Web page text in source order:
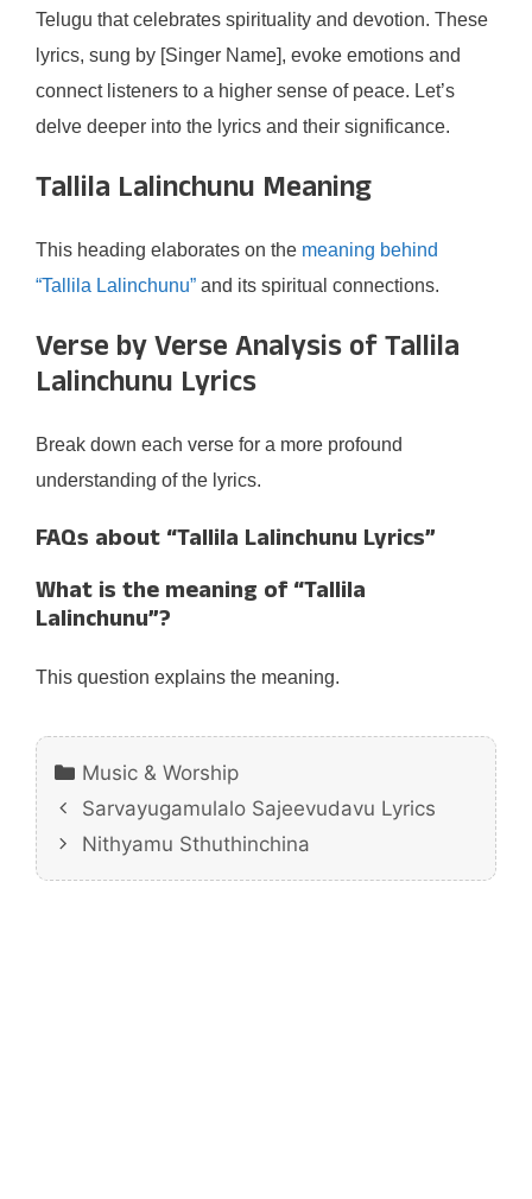
Telugu that celebrates spirituality and devotion. These
lyrics, sung by [Singer Name], evoke emotions and
connect listeners to a higher sense of peace. Let’s
delve deeper into the lyrics and their significance.
Tallila Lalinchunu Meaning
This heading elaborates on the meaning behind
“Tallila Lalinchunu” and its spiritual connections.
Verse by Verse Analysis of Tallila
Lalinchunu Lyrics
Break down each verse for a more profound
understanding of the lyrics.
FAQs about “Tallila Lalinchunu Lyrics”
What is the meaning of “Tallila
Lalinchunu”?
This question explains the meaning.
Categories
Music & Worship
Sarvayugamulalo Sajeevudavu Lyrics
Nithyamu Sthuthinchina